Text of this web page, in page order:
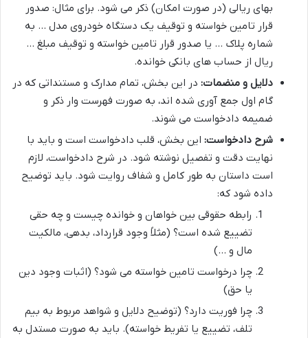
بهای ریالی (در صورت امکان) ذکر می شود. برای مثال: صدور
قرار تامین خواسته و توقیف یک دستگاه خودروی مدل … به
شماره پلاک … یا صدور قرار تامین خواسته و توقیف مبلغ …
ریال از حساب های بانکی خوانده.
دلایل و منضمات: در این بخش، تمام مدارک و مستنداتی که در
گام اول جمع آوری شده اند، به صورت فهرست وار ذکر و
ضمیمه دادخواست می شوند.
شرح دادخواست: این بخش، قلب دادخواست است و باید با
نهایت دقت و تفصیل نوشته شود. در شرح دادخواست، لازم
است داستان به طور کامل و شفاف روایت شود. باید توضیح
داده شود که:
رابطه حقوقی بین خواهان و خوانده چیست و چه حقی
تضییع شده است؟ (مثلاً وجود قرارداد، بدهی، مالکیت
مال و …)
چرا درخواست تامین خواسته می شود؟ (اثبات وجود دین
یا حق)
چرا فوریت دارد؟ (توضیح دلایل و شواهد مربوط به بیم
تلف، تضییع یا تفریط خواسته). باید به صورت مستدل به